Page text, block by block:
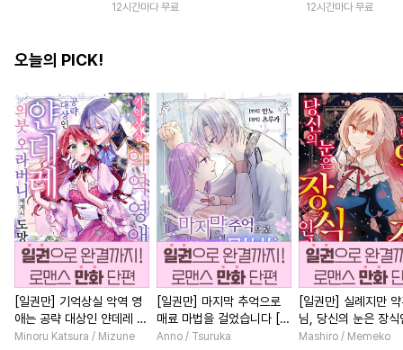
12시간마다 무료
12시간마다 무료
오늘의 PICK!
[일권만] 기억상실 악역 영
애는 공략 대상인 얀데레 의
붓 오라버니에게서 도망칠
Minoru Katsura / Mizune
[일권만] 마지막 추억으로
매료 마법을 걸었습니다 [단
행본]
Anno / Tsuruka
[일권만] 실례지만
님, 당신의 눈은 장식
요? [단행본]
Mashiro / Memeko